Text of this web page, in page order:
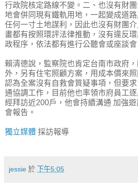
行政院核定路線不變。二、也沒有財
地會併同現有鐵軌用地，一起變成道
任何一寸土地謀利，因此也沒有財團
畫都有按照環評法律推動，沒有違反
政程序，依法都有進行公聽會或座談會
賴清德說，監察院也肯定台南市政府
外，另有住宅照顧方案，用成本價來
認為全案沒有自救會質疑事項，但要
通協調工作，目前他也率領市府員工
經拜訪近200戶，他會持續溝通 加強
會報告。
獨立媒體 採訪報導
jessie 於 下午5:05